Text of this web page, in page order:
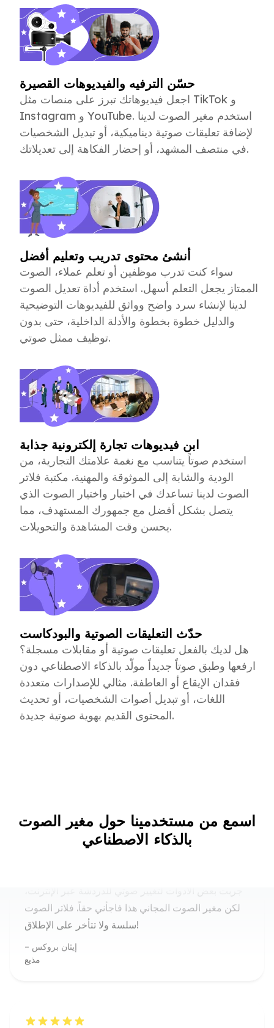
حسّن الترفيه والفيديوهات القصيرة
اجعل فيديوهاتك تبرز على منصات مثل TikTok و
Instagram و YouTube. استخدم مغير الصوت لدينا
لإضافة تعليقات صوتية ديناميكية، أو تبديل الشخصيات
في منتصف المشهد، أو إحضار الفكاهة إلى تعديلاتك.
أنشئ محتوى تدريب وتعليم أفضل
سواء كنت تدرب موظفين أو تعلم عملاء، الصوت
الممتاز يجعل التعلم أسهل. استخدم أداة تعديل الصوت
لدينا لإنشاء سرد واضح وواثق للفيديوهات التوضيحية
والدليل خطوة بخطوة والأدلة الداخلية، حتى بدون
توظيف ممثل صوتي.
ابن فيديوهات تجارة إلكترونية جذابة
استخدم صوتاً يتناسب مع نغمة علامتك التجارية، من
الودية والشابة إلى الموثوقة والمهنية. مكتبة فلاتر
الصوت لدينا تساعدك في اختبار واختيار الصوت الذي
يتصل بشكل أفضل مع جمهورك المستهدف، مما
يحسن وقت المشاهدة والتحويلات.
حدّث التعليقات الصوتية والبودكاست
هل لديك بالفعل تعليقات صوتية أو مقابلات مسجلة؟
ارفعها وطبق صوتاً جديداً مولّد بالذكاء الاصطناعي دون
فقدان الإيقاع أو العاطفة. مثالي للإصدارات متعددة
اللغات، أو تبديل أصوات الشخصيات، أو تحديث
المحتوى القديم بهوية صوتية جديدة.
اسمع من مستخدمينا حول مغير الصوت
بالذكاء الاصطناعي
جربت بعض الأدوات لتغيير صوتي للدردشة عبر الإنترنت،
لكن مغير الصوت المجاني هذا فاجأني حقاً. فلاتر الصوت
ولم أستطع التوقف عن الضحك - تبديل الصوت كان واقعياً